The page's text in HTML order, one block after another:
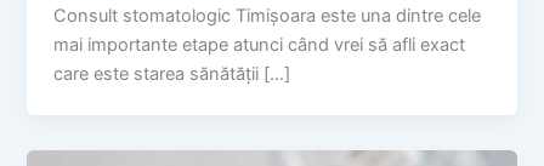
Consult stomatologic Timișoara este una dintre cele
mai importante etape atunci când vrei să afli exact
care este starea sănătății […]